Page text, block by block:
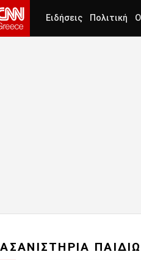
Ειδήσεις Πολιτική